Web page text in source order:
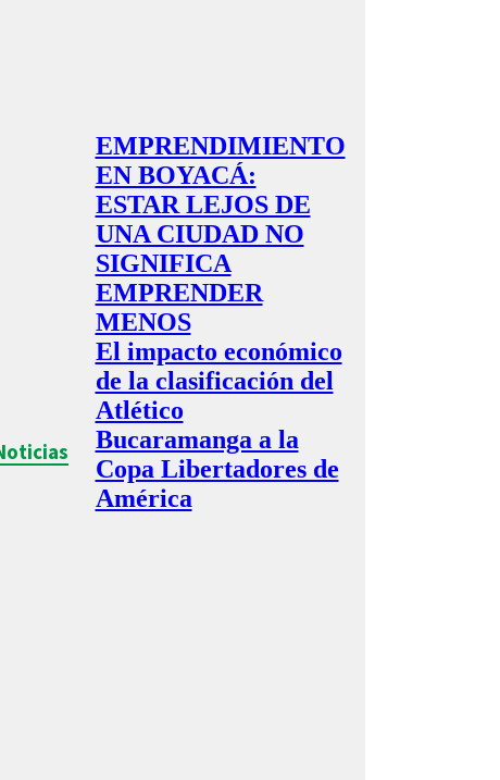
EMPRENDIMIENTO
EN BOYACÁ:
ESTAR LEJOS DE
UNA CIUDAD NO
SIGNIFICA
EMPRENDER
MENOS
El impacto económico
de la clasificación del
Atlético
Bucaramanga a la
Copa Libertadores de
América